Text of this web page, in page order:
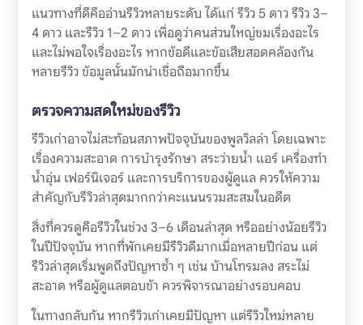
แนวทางที่ดีคืออ่านรีวิวหลายระดับ ได้แก่ รีวิว 5 ดาว รีวิว 3–
4 ดาว และรีวิว 1–2 ดาว เพื่อดูว่าคนส่วนใหญ่ชมเรื่องอะไร
และไม่พอใจเรื่องอะไร หากข้อดีและข้อเสียสอดคล้องกัน
หลายรีวิว ข้อมูลนั้นมักน่าเชื่อถือมากขึ้น
ตรวจความสดใหม่ของรีวิว
รีวิวเก่าอาจไม่สะท้อนสภาพปัจจุบันของพูลวิลล่า โดยเฉพาะ
เรื่องความสะอาด การบำรุงรักษา สระว่ายน้ำ แอร์ เครื่องทำ
น้ำอุ่น เฟอร์นิเจอร์ และการบริการของผู้ดูแล ควรให้ความ
สำคัญกับรีวิวล่าสุดมากกว่าคะแนนรวมสะสมในอดีต
สิ่งที่ควรดูคือรีวิวในช่วง 3–6 เดือนล่าสุด หรืออย่างน้อยรีวิว
ในปีปัจจุบัน หากที่พักเคยมีรีวิวดีมากเมื่อหลายปีก่อน แต่
รีวิวล่าสุดเริ่มพูดถึงปัญหาซ้ำ ๆ เช่น บ้านโทรมลง สระไม่
สะอาด หรือผู้ดูแลตอบช้า ควรพิจารณาอย่างรอบคอบ
ในทางกลับกัน หากรีวิวเก่าเคยมีปัญหา แต่รีวิวใหม่หลาย